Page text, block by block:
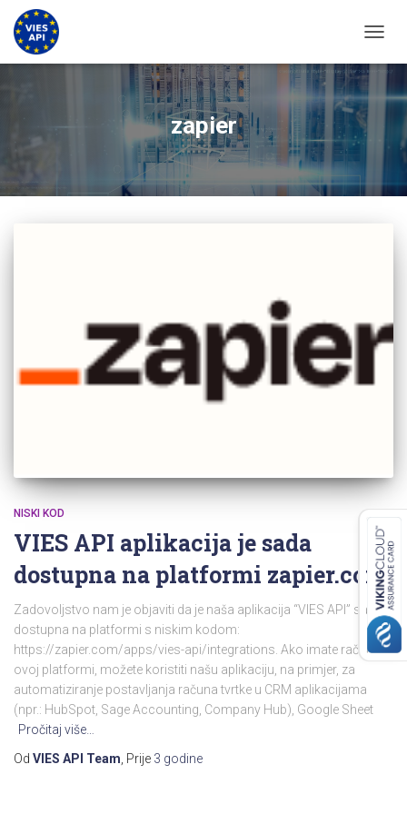
zapier
NISKI KOD
VIES API aplikacija je sada
dostupna na platformi zapier.com!
Zadovoljstvo nam je objaviti da je naša aplikacija “VIES API” sada
dostupna na platformi s niskim kodom:
https://zapier.com/apps/vies-api/integrations. Ako imate račun na
ovoj platformi, možete koristiti našu aplikaciju, na primjer, za
automatiziranje postavljanja računa tvrtke u CRM aplikacijama
(npr.: HubSpot, Sage Accounting, Company Hub), Google Sheet
Pročitaj više…
Od VIES API Team , Prije 3 godine